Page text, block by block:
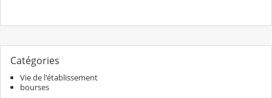
Catégories
Vie de l'établissement
bourses